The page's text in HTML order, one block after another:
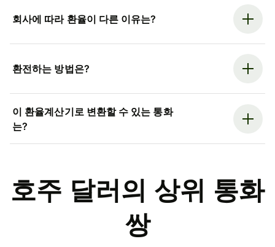
회사에 따라 환율이 다른 이유는?
환전하는 방법은?
이 환율계산기로 변환할 수 있는 통화
는?
호주 달러의 상위 통화
쌍